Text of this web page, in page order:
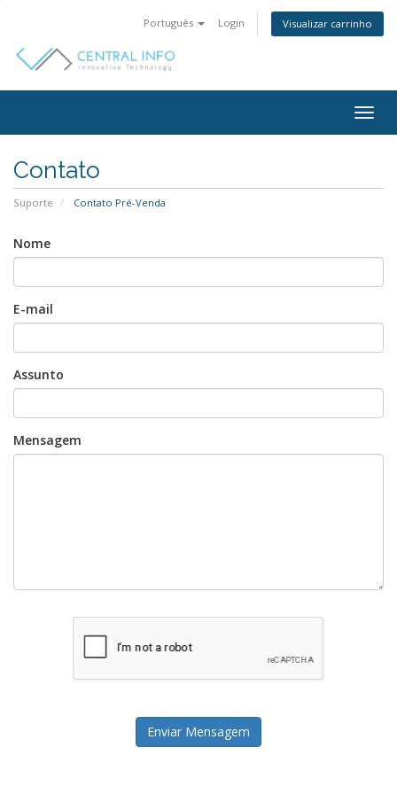
Português Login Visualizar carrinho
Contato
Suporte Contato Pré-Venda
Nome
E-mail
Assunto
Mensagem
Enviar Mensagem